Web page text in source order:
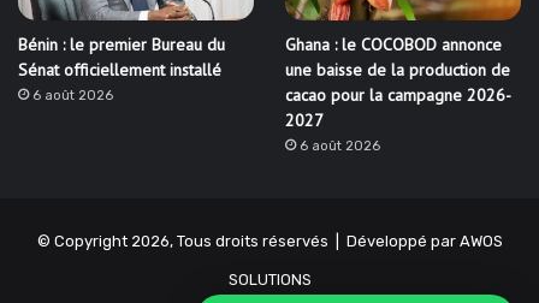
Bénin : le premier Bureau du
Sénat officiellement installé
6 août 2026
Ghana : le COCOBOD annonce
une baisse de la production de
cacao pour la campagne 2026-
2027
6 août 2026
© Copyright 2026, Tous droits réservés | Développé par AWOS
SOLUTIONS